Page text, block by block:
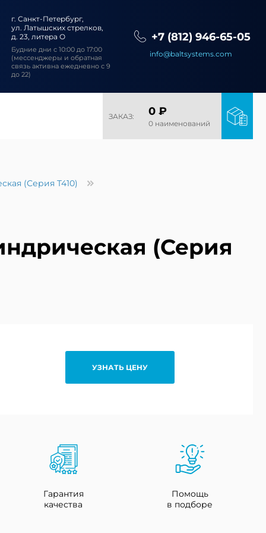
г. Санкт-Петербург,
ул. Латышских стрелков,
д. 23, литера О
Будние дни с 10:00 до 17:00
(мессенджеры и обратная
связь активна ежедневно с 9
до 22)
+7 (812) 946-65-05
info@baltsystems.com
ЗАКАЗ: 0 ₽
0 наименований
(Серия T410)
(Серия
УЗНАТЬ ЦЕНУ
Гарантия
качества
Помощь
в подборе